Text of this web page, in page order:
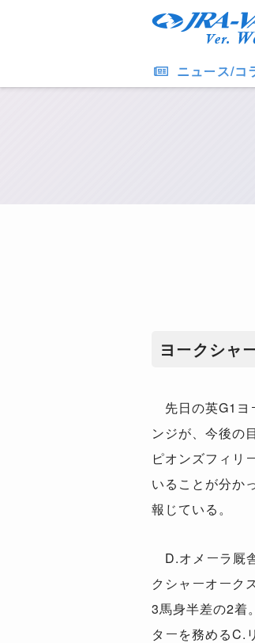
ニュース/コ
ヨークシャ
先日の英G1ヨ
ンジが、今後の
ピオンズフィリ
いることが分か
報じている。
D.オメーラ厩
クシャーオーク
3馬身半差の2着
ターを務めるC.